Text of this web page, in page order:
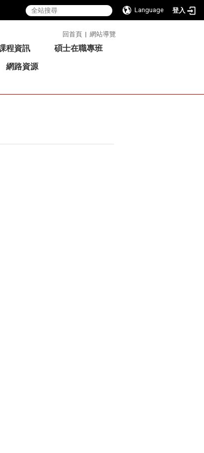
Language 登入
回首頁 | 網站導覽
程資訊
碩士在職專班
網路資源